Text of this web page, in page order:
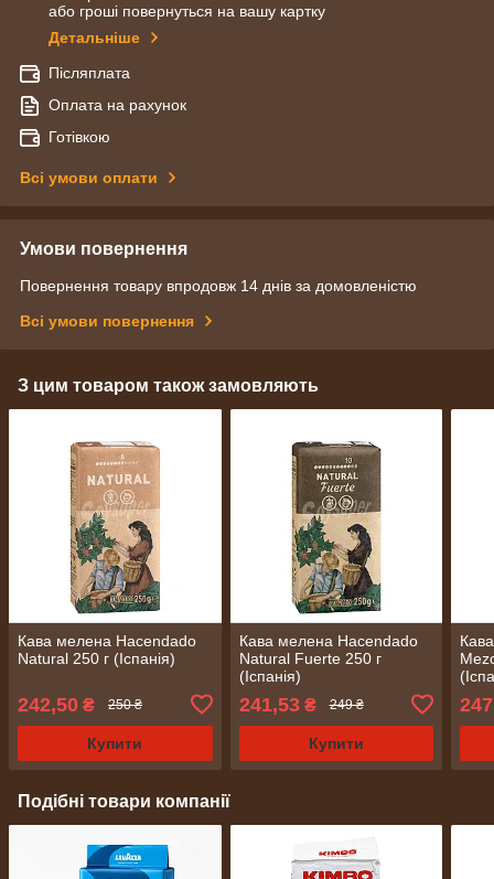
або гроші повернуться на вашу картку
Детальніше
Післяплата
Оплата на рахунок
Готівкою
Всі умови оплати
Умови повернення
Повернення товару впродовж 14 днів за домовленістю
Всі умови повернення
З цим товаром також замовляють
Кава мелена Hacendado
Natural 250 г (Іспанія)
242,50 ₴ 250 ₴
Купити
Кава мелена Hacendado
Natural Fuerte 250 г
(Іспанія)
241,53₴ 249 ₴
Купити
Подібні товари компанії